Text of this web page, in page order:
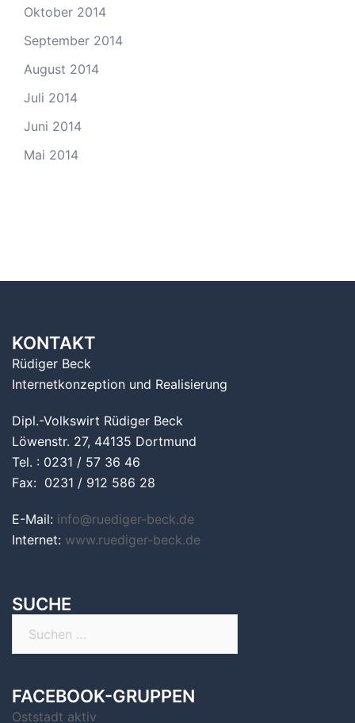
Oktober 2014
September 2014
August 2014
Juli 2014
Juni 2014
Mai 2014
KONTAKT
Rüdiger Beck
Internetkonzeption und Realisierung
Dipl.-Volkswirt Rüdiger Beck
Löwenstr. 27, 44135 Dortmund
Tel. : 0231 / 57 36 46
Fax: 0231 / 912 586 28
E-Mail: info@ruediger-beck.de
Internet: www.ruediger-beck.de
SUCHE
FACEBOOK-GRUPPEN
Oststadt aktiv